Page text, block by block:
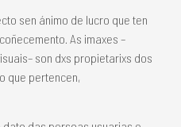
sen ánimo de lucro que ten
As imaxes –
son dxs propietarixs dos
que pertencen,